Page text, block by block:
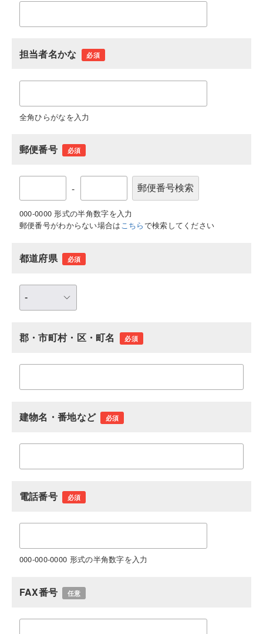
担当者名かな 必須
全角ひらがなを入力
郵便番号 必須
-
000-0000 形式の半角数字を入力
郵便番号がわからない場合はこちらで検索してください
都道府県 必須
郡・市町村・区・町名 必須
建物名・番地など 必須
電話番号 必須
000-000-0000 形式の半角数字を入力
FAX番号 任意